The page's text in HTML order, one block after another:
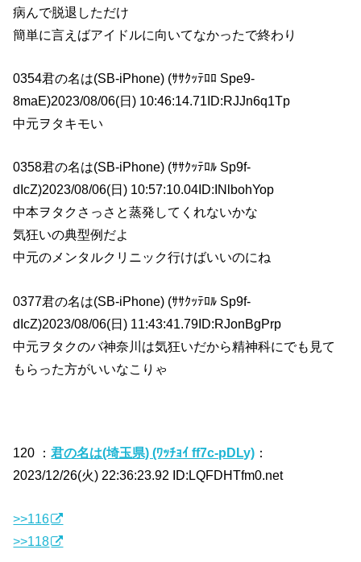
病んで脱退しただけ
簡単に言えばアイドルに向いてなかったで終わり
0354君の名は(SB-iPhone) (ｻｻｸｯﾃﾛﾛ Spe9-
8maE)2023/08/06(日) 10:46:14.71ID:RJJn6q1Tp
中元ヲタキモい
0358君の名は(SB-iPhone) (ｻｻｸｯﾃﾛﾙ Sp9f-
dIcZ)2023/08/06(日) 10:57:10.04ID:INlbohYop
中本ヲタクさっさと蒸発してくれないかな
気狂いの典型例だよ
中元のメンタルクリニック行けばいいのにね
0377君の名は(SB-iPhone) (ｻｻｸｯﾃﾛﾙ Sp9f-
dIcZ)2023/08/06(日) 11:43:41.79ID:RJonBgPrp
中元ヲタクのバ神奈川は気狂いだから精神科にでも見て
もらった方がいいなこりゃ
120 ：君の名は(埼玉県) (ﾜｯﾁｮｲ ff7c-pDLy) ：
2023/12/26(火) 22:36:23.92 ID:LQFDHTfm0.net
>>116
>>118